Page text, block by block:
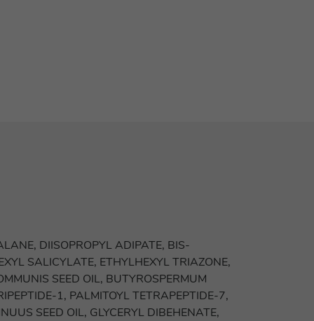
DIISOPROPYL ADIPATE, BIS-
SALICYLATE, ETHYLHEXYL TRIAZONE,
SEED OIL, BUTYROSPERMUM
1, PALMITOYL TETRAPEPTIDE-7,
SEED OIL, GLYCERYL DIBEHENATE,